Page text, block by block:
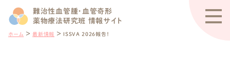
難治性血管腫・血管奇形
薬物療法研究班 情報サイト
ホーム ＞最新情報 ＞ ISSVA 2026報告！